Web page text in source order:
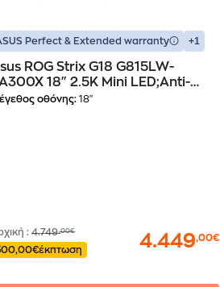
Perfect & Extended warranty +1
ROG Strix G18 G815LW-
18" 2.5K Mini LED;Anti-
(Intel Core Ultra 9-290HX
οθόνης: 18"
:4.749,00€
έκπτωση 4.449,00€